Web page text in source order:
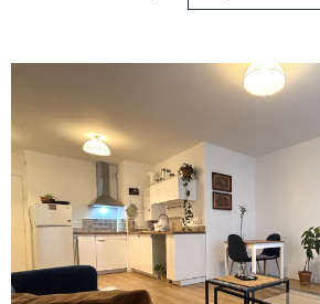
VOIR LE BIEN